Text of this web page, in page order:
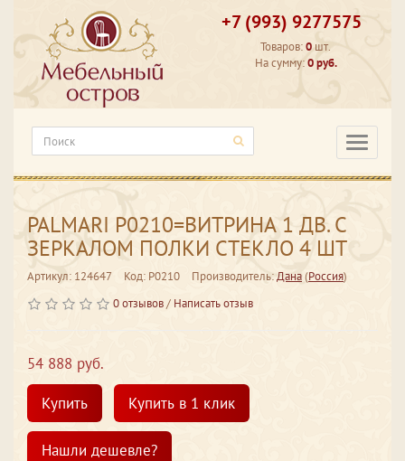
+7 (993) 9277575
Товаров:0 шт.
На сумму:0 руб.
PALMARI P0210=ВИТРИНА 1 ДВ. С
ЗЕРКАЛОМ ПОЛКИ СТЕКЛО 4 ШТ
Артикул: 124647 Код: P0210 Производитель:Дана(Россия)
0 отзывов/ Написать отзыв
54 888 руб.
Купить
Купить в 1 клик
Нашли дешевле?